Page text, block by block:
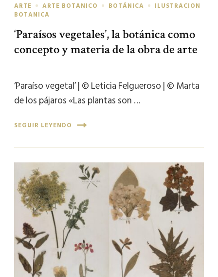
ARTE ARTE BOTANICO BOTÁNICA
ILUSTRACION
BOTANICA
‘Paraísos vegetales’, la botánica como
concepto y materia de la obra de arte
‘Paraíso vegetal’ | © Leticia Felgueroso | © Marta
de los pájaros «Las plantas son …
SEGUIR LEYENDO